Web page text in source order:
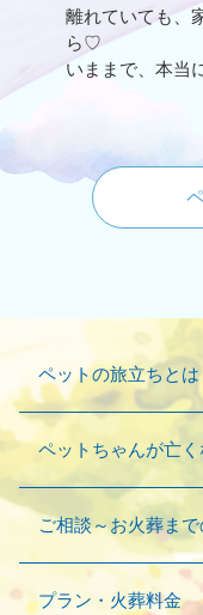
離れていても、
ら♡
いままで、本当
ペットの旅立ちとは
ペットちゃんが亡く
ご相談～お火葬ま
プラン・火葬料金